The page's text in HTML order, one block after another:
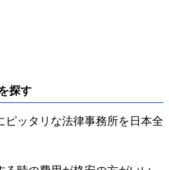
探す
ピッタリな法律事務所を日本全